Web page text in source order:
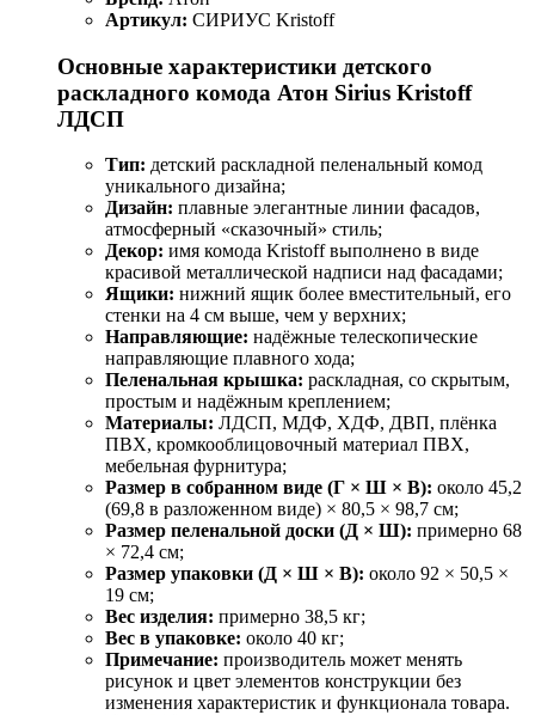
Артикул: СИРИУС Kristoff
Основные характеристики детского
раскладного комода Атон Sirius Kristoff
ЛДСП
Тип: детский раскладной пеленальный комод
уникального дизайна;
Дизайн: плавные элегантные линии фасадов,
атмосферный «сказочный» стиль;
Декор: имя комода Kristoff выполнено в виде
красивой металлической надписи над фасадами;
Ящики: нижний ящик более вместительный, его
стенки на 4 см выше, чем у верхних;
Направляющие: надёжные телескопические
направляющие плавного хода;
Пеленальная крышка: раскладная, со скрытым,
простым и надёжным креплением;
Материалы: ЛДСП, МДФ, ХДФ, ДВП, плёнка
ПВХ, кромкооблицовочный материал ПВХ,
мебельная фурнитура;
Размер в собранном виде (Г × Ш × В): около 45,2
(69,8 в разложенном виде) × 80,5 × 98,7 см;
Размер пеленальной доски (Д × Ш): примерно 68
× 72,4 см;
Размер упаковки (Д × Ш × В): около 92 × 50,5 ×
19 см;
Вес изделия: примерно 38,5 кг;
Вес в упаковке: около 40 кг;
Примечание: производитель может менять
рисунок и цвет элементов конструкции без
изменения характеристик и функционала товара.